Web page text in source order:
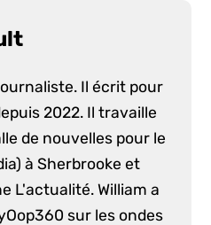
Il écrit pour
2022. Il travaille
de nouvelles pour le
à Sherbrooke et
L'actualité. William a
sur les ondes